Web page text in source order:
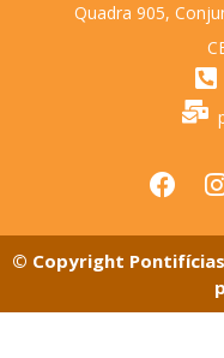
Quadra 905,
© Copyright